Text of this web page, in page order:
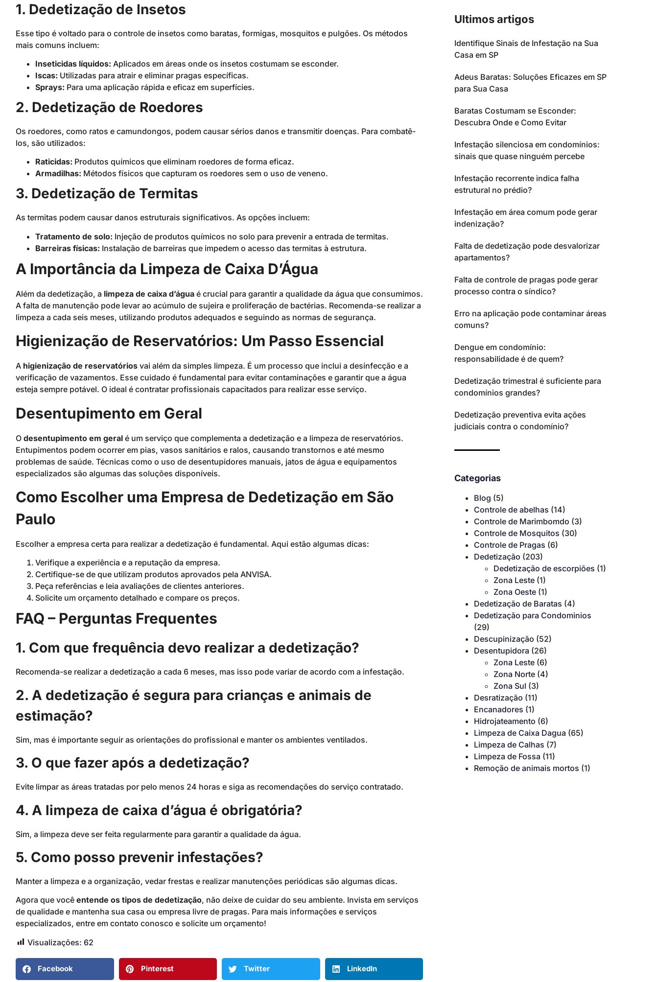
1. Dedetização de Insetos
Esse tipo é voltado para o controle de insetos como baratas, formigas, mosquitos e pulgões. Os métodos
mais comuns incluem:
Inseticidas líquidos: Aplicados em áreas onde os insetos costumam se esconder.
Iscas: Utilizadas para atrair e eliminar pragas específicas.
Sprays: Para uma aplicação rápida e eficaz em superfícies.
2. Dedetização de Roedores
Os roedores, como ratos e camundongos, podem causar sérios danos e transmitir doenças. Para combatê-
los, são utilizados:
Raticidas: Produtos químicos que eliminam roedores de forma eficaz.
Armadilhas: Métodos físicos que capturam os roedores sem o uso de veneno.
3. Dedetização de Termitas
As termitas podem causar danos estruturais significativos. As opções incluem:
Tratamento de solo: Injeção de produtos químicos no solo para prevenir a entrada de termitas.
Barreiras físicas: Instalação de barreiras que impedem o acesso das termitas à estrutura.
A Importância da Limpeza de Caixa D’Água
Além da dedetização, a limpeza de caixa d’água é crucial para garantir a qualidade da água que consumimos.
A falta de manutenção pode levar ao acúmulo de sujeira e proliferação de bactérias. Recomenda-se realizar a
limpeza a cada seis meses, utilizando produtos adequados e seguindo as normas de segurança.
Higienização de Reservatórios: Um Passo Essencial
A higienização de reservatórios vai além da simples limpeza. É um processo que inclui a desinfecção e a
verificação de vazamentos. Esse cuidado é fundamental para evitar contaminações e garantir que a água
esteja sempre potável. O ideal é contratar profissionais capacitados para realizar esse serviço.
Desentupimento em Geral
O desentupimento em geral é um serviço que complementa a dedetização e a limpeza de reservatórios.
Entupimentos podem ocorrer em pias, vasos sanitários e ralos, causando transtornos e até mesmo
problemas de saúde. Técnicas como o uso de desentupidores manuais, jatos de água e equipamentos
especializados são algumas das soluções disponíveis.
Como Escolher uma Empresa de Dedetização em São
Paulo
Escolher a empresa certa para realizar a dedetização é fundamental. Aqui estão algumas dicas:
Verifique a experiência e a reputação da empresa.
Certifique-se de que utilizam produtos aprovados pela ANVISA.
Peça referências e leia avaliações de clientes anteriores.
Solicite um orçamento detalhado e compare os preços.
FAQ – Perguntas Frequentes
1. Com que frequência devo realizar a dedetização?
Recomenda-se realizar a dedetização a cada 6 meses, mas isso pode variar de acordo com a infestação.
2. A dedetização é segura para crianças e animais de
estimação?
Sim, mas é importante seguir as orientações do profissional e manter os ambientes ventilados.
3. O que fazer após a dedetização?
Evite limpar as áreas tratadas por pelo menos 24 horas e siga as recomendações do serviço contratado.
4. A limpeza de caixa d’água é obrigatória?
Sim, a limpeza deve ser feita regularmente para garantir a qualidade da água.
5. Como posso prevenir infestações?
Manter a limpeza e a organização, vedar frestas e realizar manutenções periódicas são algumas dicas.
Agora que você entende os tipos de dedetização, não deixe de cuidar do seu ambiente. Invista em serviços
de qualidade e mantenha sua casa ou empresa livre de pragas. Para mais informações e serviços
especializados, entre em contato conosco e solicite um orçamento!
Visualizações: 62
Facebook Pinterest Twitter LinkedIn
Ultimos artigos
Identifique Sinais de Infestação na Sua
Casa em SP
Adeus Baratas: Soluções Eficazes em SP
para Sua Casa
Baratas Costumam se Esconder:
Descubra Onde e Como Evitar
Infestação silenciosa em condomínios:
sinais que quase ninguém percebe
Infestação recorrente indica falha
estrutural no prédio?
Infestação em área comum pode gerar
indenização?
Falta de dedetização pode desvalorizar
apartamentos?
Falta de controle de pragas pode gerar
processo contra o síndico?
Erro na aplicação pode contaminar áreas
comuns?
Dengue em condomínio:
responsabilidade é de quem?
Dedetização trimestral é suficiente para
condomínios grandes?
Dedetização preventiva evita ações
judiciais contra o condomínio?
Categorias
Blog (5)
Controle de abelhas (14)
Controle de Marimbomdo (3)
Controle de Mosquitos (30)
Controle de Pragas (6)
Dedetização (203)
Dedetização de escorpiões (1)
Zona Leste (1)
Zona Oeste (1)
Dedetização de Baratas (4)
Dedetização para Condominios
(29)
Descupinização (52)
Desentupidora (26)
Zona Leste (6)
Zona Norte (4)
Zona Sul (3)
Desratização (11)
Encanadores (1)
Hidrojateamento (6)
Limpeza de Caixa Dagua (65)
Limpeza de Calhas (7)
Limpeza de Fossa (11)
Remoção de animais mortos (1)